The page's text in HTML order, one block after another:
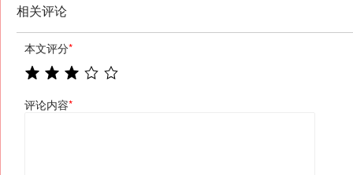
相关评论
本文评分*
评论内容*